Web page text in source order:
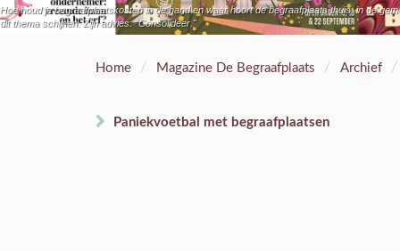
Hoe houd je begraafplaatskosten in de hand en waar hoort de begraafplaats thuis: in de
dit thema schijnen. Zijn advies: “Consolideer."
Home / Magazine De Begraafplaats / Archief /
Paniekvoetbal met begraafplaatsen